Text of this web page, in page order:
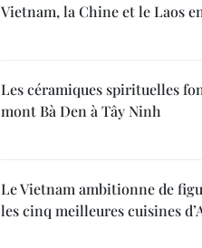
Vietnam, la Chine et le Laos
Les céramiques spirituelles
mont Bà Den à Tây Ninh
Le Vietnam ambitionne de
les cinq meilleures cuisines